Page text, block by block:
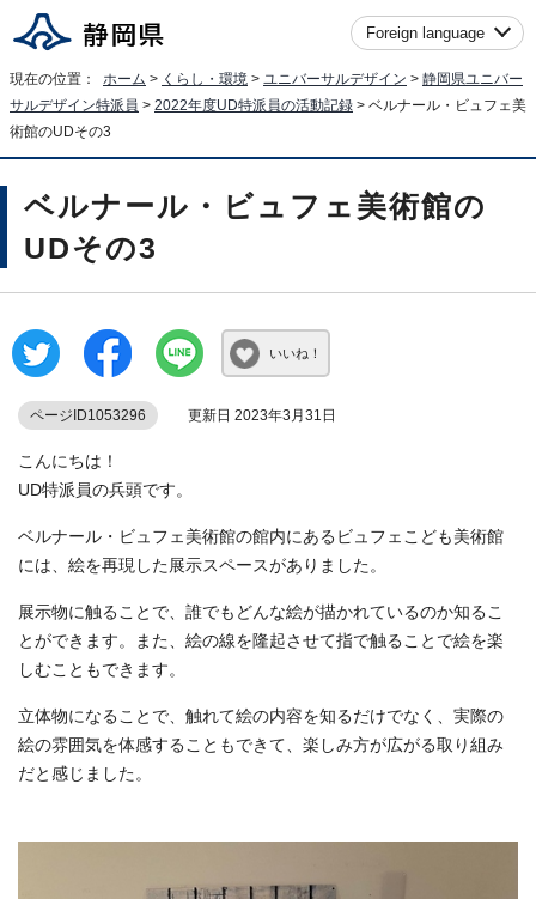
Foreign language
現在の位置： ホーム > くらし・環境 > ユニバーサルデザイン > 静岡県ユニバー
サルデザイン特派員 > 2022年度UD特派員の活動記録 > ベルナール・ビュフェ美
術館のUDその3
ベルナール・ビュフェ美術館の
UDその3
いいね！
ページID1053296 更新日 2023年3月31日
こんにちは！
UD特派員の兵頭です。
ベルナール・ビュフェ美術館の館内にあるビュフェこども美術館
には、絵を再現した展示スペースがありました。
展示物に触ることで、誰でもどんな絵が描かれているのか知るこ
とができます。また、絵の線を隆起させて指で触ることで絵を楽
しむこともできます。
立体物になることで、触れて絵の内容を知るだけでなく、実際の
絵の雰囲気を体感することもできて、楽しみ方が広がる取り組み
だと感じました。